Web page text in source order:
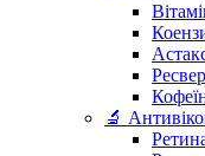
🔬